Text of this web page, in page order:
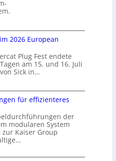
2026 European
Plug Fest endete
am 15. und 16. Juli
Sick in…
für effizienteres
der
modularen System
zur Kaiser Group